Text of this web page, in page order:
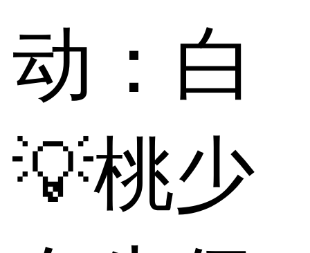
动：白
💡桃少